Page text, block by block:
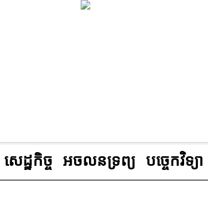
សេដ្ឋកិច្ច អចលនទ្រព្យ បច្ចេកវិទ្យា